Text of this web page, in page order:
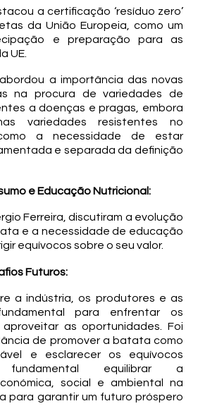
a certificação ‘resíduo zero’
da União Europeia, como um
e preparação para as
UE.
a importância das novas
na procura de variedades de
a doenças e pragas, embora
variedades resistentes no
a necessidade de estar
e separada da definição
e Educação Nutricional:
Ferreira, discutiram a evolução
e a necessidade de educação
equívocos sobre o seu valor.
Futuros:
a indústria, os produtores e as
para enfrentar os
as oportunidades. Foi
de promover a batata como
e esclarecer os equívocos
equilibrar a
social e ambiental na
para garantir um futuro próspero